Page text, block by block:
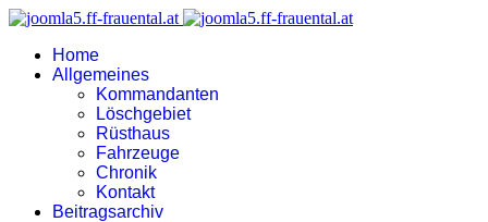
Home
Allgemeines
Kommandanten
Löschgebiet
Rüsthaus
Fahrzeuge
Chronik
Kontakt
Beitragsarchiv